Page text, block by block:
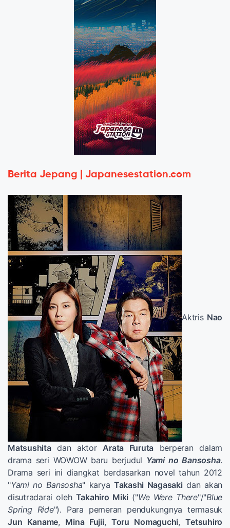
Berita Jepang | Japanesestation.com
Aktris Nao
Matsushitadan aktor Arata Furuta berperan dalam
drama seri WOWOW baru berjudul Yami no Bansosha.
Drama seri ini diangkat berdasarkan novel tahun 2012
"Yami no Bansosha" karya Takashi Nagasaki dan akan
disutradarai oleh Takahiro Miki ("We Were There"/"Blue
Spring Ride"). Para pemeran pendukungnya termasuk
Jun Kaname, Mina Fujii, Toru Nomaguchi,Tetsuhiro